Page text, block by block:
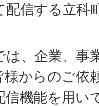
配信する立科
は、企業、事
様からのご依
機能を用い